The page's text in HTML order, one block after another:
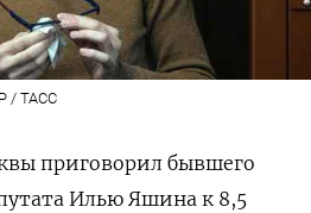
/ ТАСС
приговорил бывшего
Илью Яшина к 8,5